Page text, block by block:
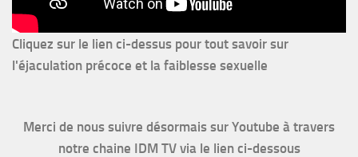
Cliquez sur le lien ci-dessus pour tout savoir sur
l'éjaculation précoce et la faiblesse sexuelle
Merci de nous suivre désormais sur Youtube à travers
notre chaine IDM TV via le lien ci-dessous